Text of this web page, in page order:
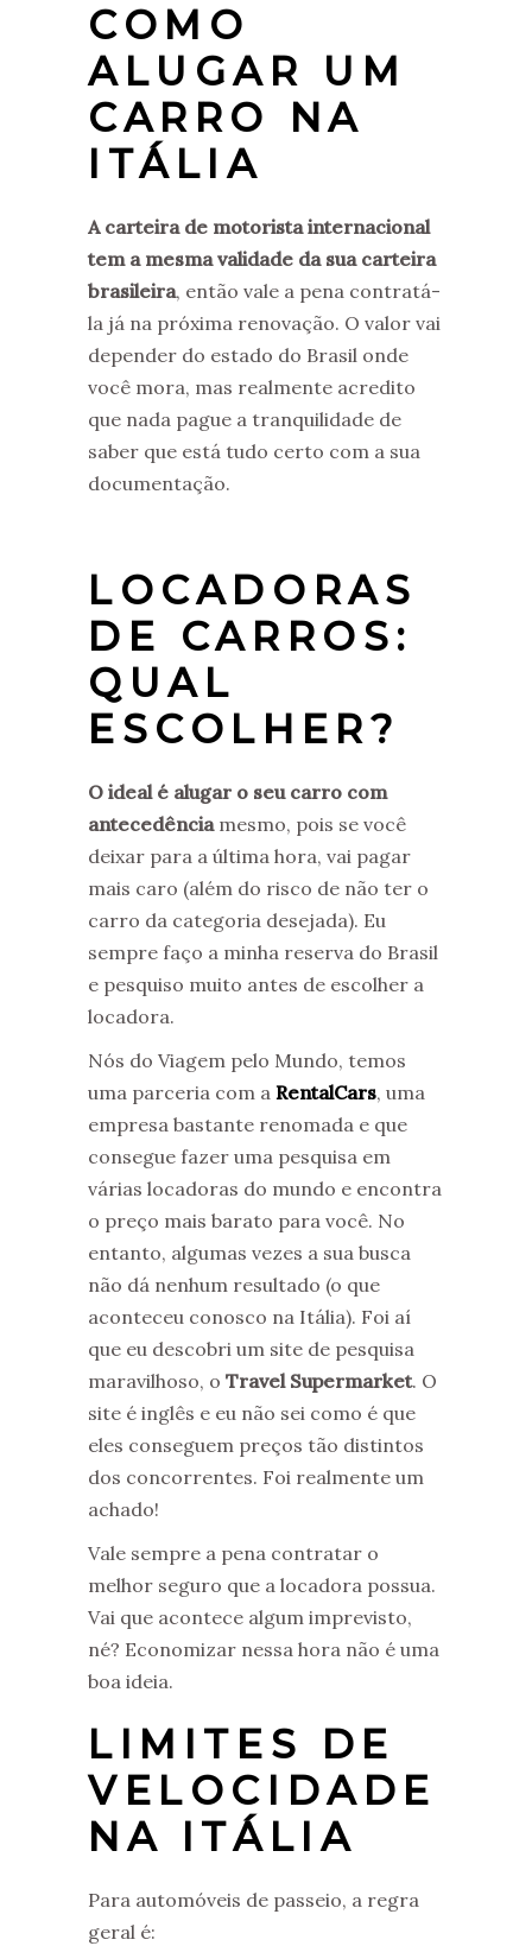
COMO
ALUGAR UM
CARRO NA
ITÁLIA
A carteira de motorista internacional
tem a mesma validade da sua carteira
brasileira, então vale a pena contratá-
la já na próxima renovação. O valor vai
depender do estado do Brasil onde
você mora, mas realmente acredito
que nada pague a tranquilidade de
saber que está tudo certo com a sua
documentação.
LOCADORAS
DE CARROS:
QUAL
ESCOLHER?
O ideal é alugar o seu carro com
antecedênciamesmo, pois se você
deixar para a última hora, vai pagar
mais caro (além do risco de não ter o
carro da categoria desejada). Eu
sempre faço a minha reserva do Brasil
e pesquiso muito antes de escolher a
locadora.
Nós do Viagem pelo Mundo, temos
uma parceria com a RentalCars, uma
empresa bastante renomada e que
consegue fazer uma pesquisa em
várias locadoras do mundo e encontra
o preço mais barato para você. No
entanto, algumas vezes a sua busca
não dá nenhum resultado (o que
aconteceu conosco na Itália). Foi aí
que eu descobri um site de pesquisa
maravilhoso, o Travel Supermarket. O
site é inglês e eu não sei como é que
eles conseguem preços tão distintos
dos concorrentes. Foi realmente um
achado!
Vale sempre a pena contratar o
melhor seguro que a locadora possua.
Vai que acontece algum imprevisto,
né? Economizar nessa hora não é uma
boa ideia.
LIMITES DE
VELOCIDADE
NA ITÁLIA
Para automóveis de passeio, a regra
geral é: